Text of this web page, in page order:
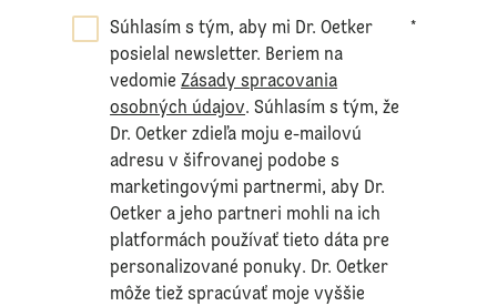
Súhlasím s tým, aby mi Dr. Oetker
posielal newsletter. Beriem na
vedomieZásady spracovania
osobných údajov. Súhlasím s tým, že
Dr. Oetker zdieľa moju e-mailovú
adresu v šifrovanej podobe s
marketingovými partnermi, aby Dr.
Oetker a jeho partneri mohli na ich
platformách používať tieto dáta pre
personalizované ponuky. Dr. Oetker
môže tiež spracúvať moje vyššie
*